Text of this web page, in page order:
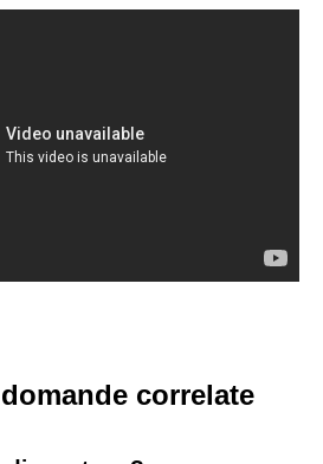
correlate